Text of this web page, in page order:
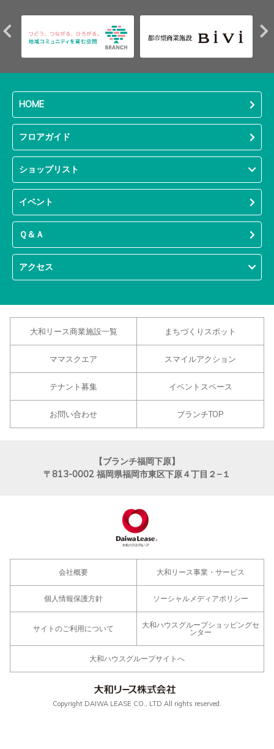
HOME
フロアガイド
ショップリスト
イベント
Ｑ＆Ａ
アクセス
大和リース商業施設一覧 まちづくりスポット
ママスクエア スマイルアクション
テナント募集 イベントスペース
お問い合わせ ブランチTOP
【ブランチ福岡下原】
〒813-0002 福岡県福岡市東区下原４丁目２−１
会社概要 大和リース事業・サービス
個人情報保護方針 ソーシャルメディアポリシー
サイトのご利用について
大和ハウスグループショッピングセ
ンター
大和ハウスグループサイトへ
Copyright DAIWA LEASE CO., LTD All rights reserved.